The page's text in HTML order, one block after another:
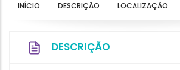
INÍCIO DESCRIÇÃO LOCALIZAÇÃO
DESCRIÇÃO